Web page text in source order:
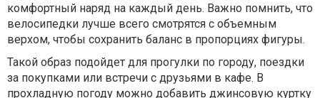
комфортный наряд на каждый день. Важно помнить, что
велосипедки лучше всего смотрятся с объемным
верхом, чтобы сохранить баланс в пропорциях фигуры.
Такой образ подойдет для прогулки по городу, поездки
за покупками или встречи с друзьями в кафе. В
прохладную погоду можно добавить джинсовую куртку